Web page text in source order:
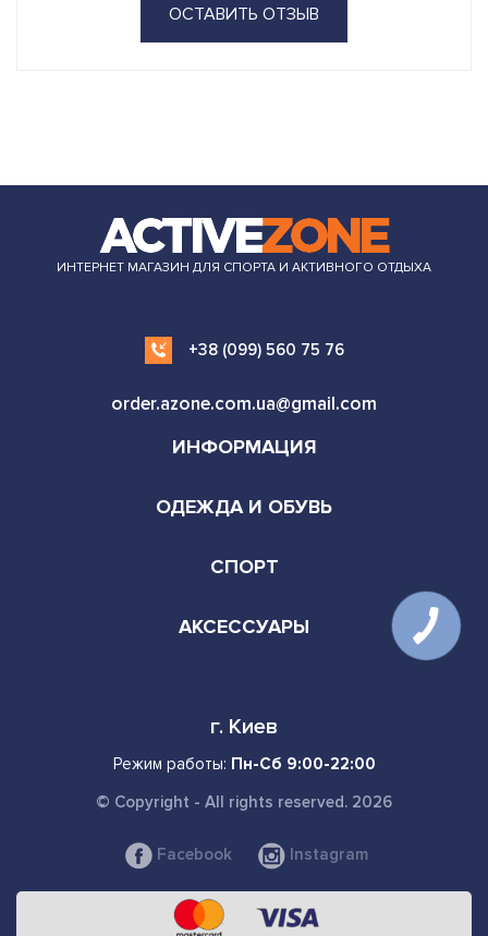
ОСТАВИТЬ ОТЗЫВ
ИНТЕРНЕТ МАГАЗИН ДЛЯ СПОРТА И АКТИВНОГО ОТДЫХА
+38 (099) 560 75 76
order.azone.com.ua@gmail.com
ИНФОРМАЦИЯ
ОДЕЖДА И ОБУВЬ
СПОРТ
АКСЕССУАРЫ
г. Киев
Режим работы: Пн-Сб 9:00-22:00
© Copyright - All rights reserved. 2026
Facebook Instagram